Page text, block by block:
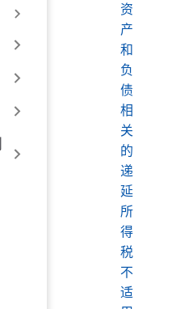
资
产
和
负
债
相
关
的
递
延
所
得
税
不
适